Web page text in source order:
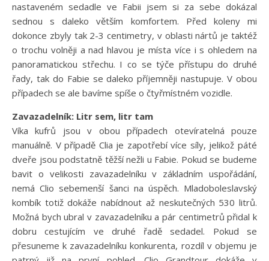
nastaveném sedadle ve Fabii jsem si za sebe dokázal
sednou s daleko větším komfortem. Před koleny mi
dokonce zbyly tak 2-3 centimetry, v oblasti nártů je taktéž
o trochu volněji a nad hlavou je místa více i s ohledem na
panoramatickou střechu. I co se týče přístupu do druhé
řady, tak do Fabie se daleko příjemněji nastupuje. V obou
případech se ale bavíme spíše o čtyřmístném vozidle.
Zavazadelník: Litr sem, litr tam
Víka kufrů jsou v obou případech otevíratelná pouze
manuálně. V případě Clia je zapotřebí více síly, jelikož páté
dveře jsou podstatně těžší nežli u Fabie. Pokud se budeme
bavit o velikosti zavazadelníku v základním uspořádání,
nemá Clio sebemenší šanci na úspěch. Mladoboleslavský
kombík totiž dokáže nabídnout až neskutečných 530 litrů.
Možná bych ubral v zavazadelníku a pár centimetrů přidal k
dobru cestujícím ve druhé řadě sedadel. Pokud se
přesuneme k zavazadelníku konkurenta, rozdíl v objemu je